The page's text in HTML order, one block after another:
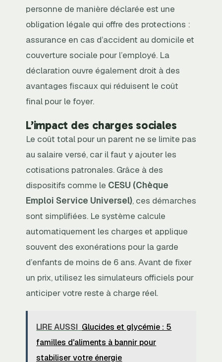
personne de manière déclarée est une
obligation légale qui offre des protections :
assurance en cas d’accident au domicile et
couverture sociale pour l’employé. La
déclaration ouvre également droit à des
avantages fiscaux qui réduisent le coût
final pour le foyer.
L’impact des charges sociales
Le coût total pour un parent ne se limite pas
au salaire versé, car il faut y ajouter les
cotisations patronales. Grâce à des
dispositifs comme le CESU (Chèque
Emploi Service Universel), ces démarches
sont simplifiées. Le système calcule
automatiquement les charges et applique
souvent des exonérations pour la garde
d’enfants de moins de 6 ans. Avant de fixer
un prix, utilisez les simulateurs officiels pour
anticiper votre reste à charge réel.
LIRE AUSSI Glucides et glycémie : 5
familles d'aliments à bannir pour
stabiliser votre énergie